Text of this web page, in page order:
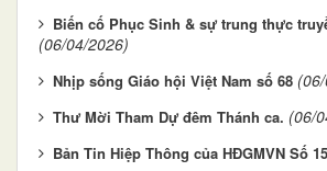
Biến cố Phục Sinh & sự trung thực
(06/04/2026)
Nhịp sống Giáo hội Việt Nam số 68
Thư Mời Tham Dự đêm Thánh ca. (06/
Bản Tin Hiệp Thông của HĐGMVN Số